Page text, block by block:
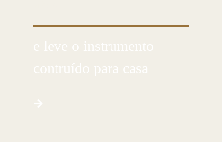
e leve o instrumento
contruído para casa